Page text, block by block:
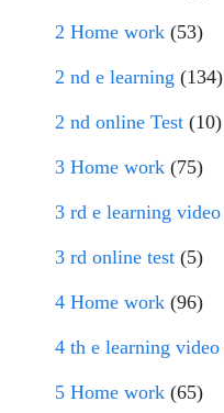
2 Home work (53)
2 nd e learning (134)
2 nd online Test (10)
3 Home work (75)
3 rd e learning video
3 rd online test (5)
4 Home work (96)
4 th e learning video
5 Home work (65)